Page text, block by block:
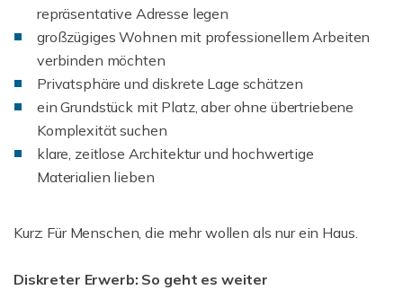
repräsentative Adresse legen
großzügiges Wohnen mit professionellem Arbeiten
verbinden möchten
Privatsphäre und diskrete Lage schätzen
ein Grundstück mit Platz, aber ohne übertriebene
Komplexität suchen
klare, zeitlose Architektur und hochwertige
Materialien lieben
Kurz: Für Menschen, die mehr wollen als nur ein Haus.
Diskreter Erwerb: So geht es weiter